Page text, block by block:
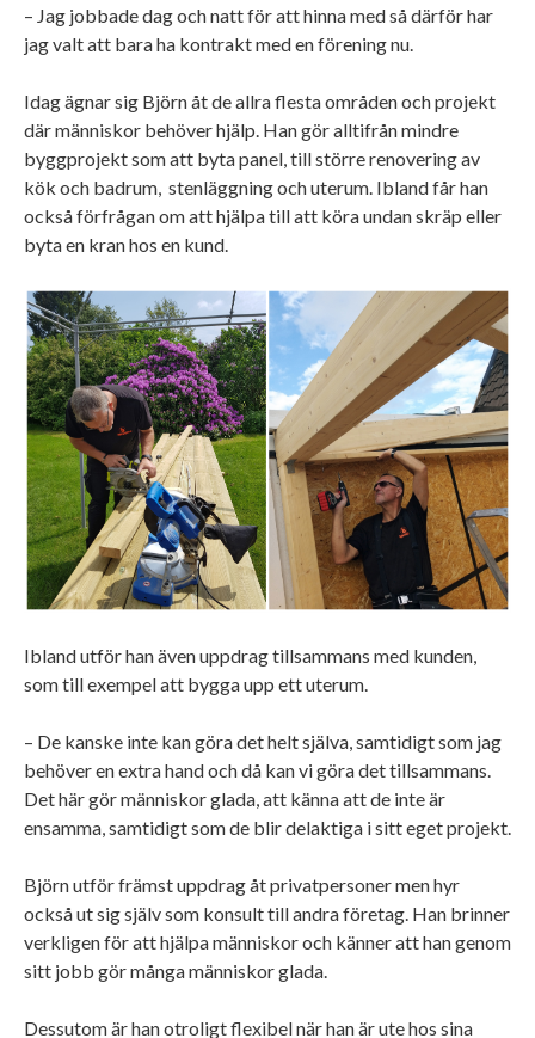
– Jag jobbade dag och natt för att hinna med så därför har
jag valt att bara ha kontrakt med en förening nu.
Idag ägnar sig Björn åt de allra flesta områden och projekt
där människor behöver hjälp. Han gör alltifrån mindre
byggprojekt som att byta panel, till större renovering av
kök och badrum, stenläggning och uterum. Ibland får han
också förfrågan om att hjälpa till att köra undan skräp eller
byta en kran hos en kund.
Ibland utför han även uppdrag tillsammans med kunden,
som till exempel att bygga upp ett uterum.
– De kanske inte kan göra det helt själva, samtidigt som jag
behöver en extra hand och då kan vi göra det tillsammans.
Det här gör människor glada, att känna att de inte är
ensamma, samtidigt som de blir delaktiga i sitt eget projekt.
Björn utför främst uppdrag åt privatpersoner men hyr
också ut sig själv som konsult till andra företag. Han brinner
verkligen för att hjälpa människor och känner att han genom
sitt jobb gör många människor glada.
Dessutom är han otroligt flexibel när han är ute hos sina